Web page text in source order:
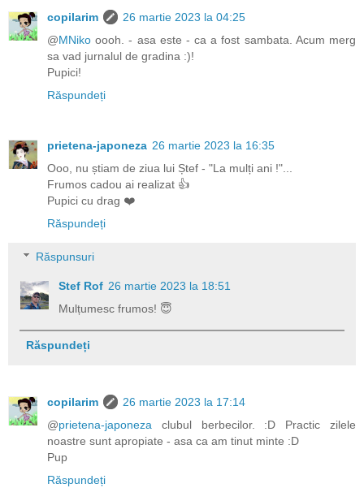
copilarim
26 martie 2023 la 04:25
@MNiko oooh. - asa este - ca a fost sambata. Acum merg
sa vad jurnalul de gradina :)!
Pupici!
Răspundeți
prietena-japoneza 26 martie 2023 la 16:35
Ooo, nu știam de ziua lui Ștef - "La mulți ani !"...
Frumos cadou ai realizat 👍
Pupici cu drag ❤️
Răspundeți
Răspunsuri
Stef Rof 26 martie 2023 la 18:51
Mulțumesc frumos! 😇
Răspundeți
copilarim
26 martie 2023 la 17:14
@prietena-japoneza clubul berbecilor. :D Practic zilele
noastre sunt apropiate - asa ca am tinut minte :D
Pup
Răspundeți